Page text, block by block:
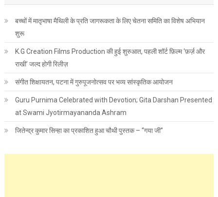
बच्चों में मातृभाषा मैथिली के प्रति जागरूकता के लिए चेतना समिति का विशेष अभियान
शुरू
K.G Creation Films Production की हुई शुरुआत, पहली शॉर्ट फ़िल्म ‘फ़र्ज़ और
राखी’ जल्द होगी रिलीज़
संगीत शिक्षायतन, पटना में गुरुपूजनोत्सव पर भव्य सांस्कृतिक आयोजन
Guru Purnima Celebrated with Devotion; Gita Darshan Presented
at Swami Jyotirmayananda Ashram
जितेन्द्र कुमार सिन्हा का प्रकाशित हुआ चौथी पुस्तक – “गया जी”